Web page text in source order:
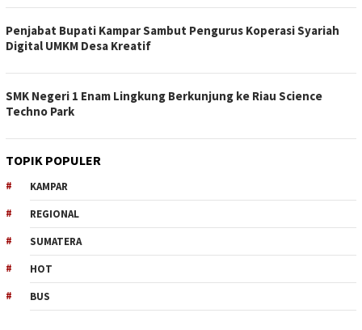
Penjabat Bupati Kampar Sambut Pengurus Koperasi Syariah
Digital UMKM Desa Kreatif
SMK Negeri 1 Enam Lingkung Berkunjung ke Riau Science
Techno Park
TOPIK POPULER
KAMPAR
REGIONAL
SUMATERA
HOT
BUS